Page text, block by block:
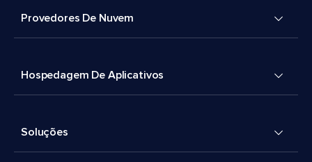
Provedores De Nuvem
Hospedagem De Aplicativos
Soluções